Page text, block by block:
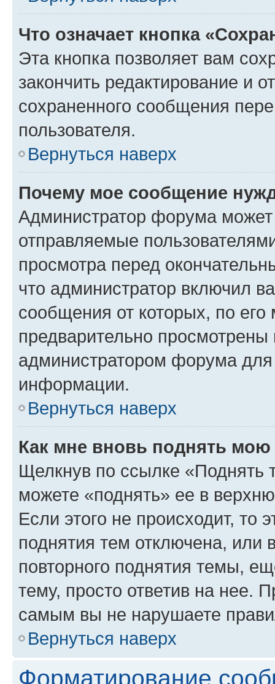
Что означает кнопка
Эта кнопка позволяет вам
закончить редактирование и
сохраненного сообщения
пользователя.
Вернуться наверх
Почему мое сообщение
Администратор форума
отправляемые
просмотра перед
что администратор включил
сообщения от которых, по
предварительно
администратором форума
информации.
Вернуться наверх
Как мне вновь поднять мою
Щелкнув по ссылке «Поднять
можете «поднять» ее в
Если этого не происходит, то
поднятия тем отключена, или
повторного поднятия темы,
тему, просто ответив на нее.
самым вы не нарушаете
Вернуться наверх
Форматирование